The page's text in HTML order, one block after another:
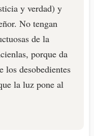
y verdad) y
No tengan
de la
porque da
los desobedientes
la luz pone al